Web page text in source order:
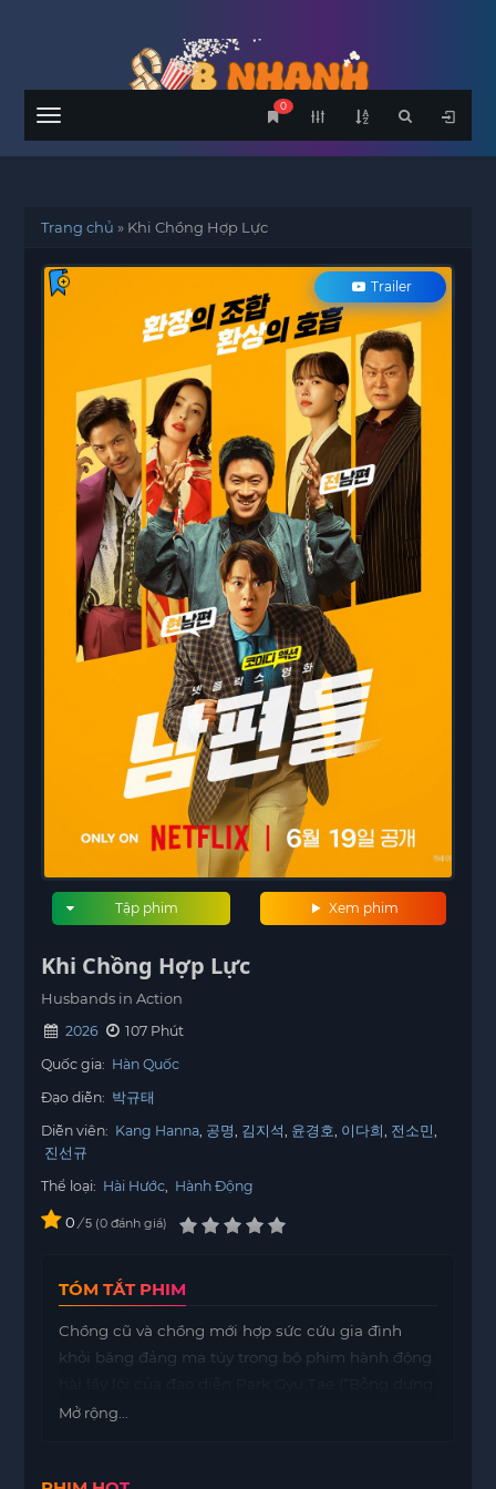
Menu
0
Trang chủ » Khi Chồng Hợp Lực
Trailer
Xem phim
Tập phim
Khi Chồng Hợp Lực
Husbands in Action
2026
107 Phút
Quốc gia: Hàn Quốc
Đạo diễn: 박규태
Diễn viên: Kang Hanna 공명 김지석 윤경호 이다희 전소민
진선규
Thể loại: Hài Hước Hành Động
0 / 5 0 đánh giá
TÓM TẮT PHIM
Chồng cũ và chồng mới hợp sức cứu gia đình
khỏi băng đảng ma túy trong bộ phim hành động
trúng số”).
Mở rộng...